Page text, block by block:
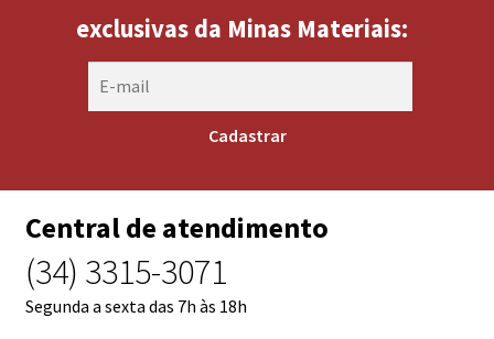
exclusivas da Minas Materiais:
Central de atendimento
(34) 3315-3071
Segunda a sexta das 7h às 18h